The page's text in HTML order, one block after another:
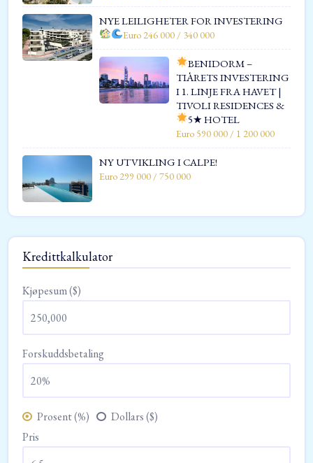
NYE LEILIGHETER FOR INVESTERING
Euro 246 000 / 340 000
BENIDORM –
TIÅRETS INVESTERING
I 1. LINJE FRA HAVET |
TIVOLI RESIDENCES &
5★ HOTEL
Euro 590 000 / 1 200 000
NY UTVIKLING I CALPE!
Euro 299 000 / 750 000
Kredittkalkulator
Kjøpesum ($)
Forskuddsbetaling
Prosent (%)
Dollars ($)
Pris